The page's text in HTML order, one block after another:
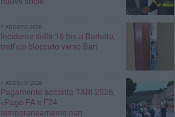
7 AGOSTO 2026
Incidente sulla 16 bis a Barletta,
traffico bloccato verso Bari
7 AGOSTO 2026
Pagamento acconto TARI 2026,
«Pago PA e F24
temporaneamente non